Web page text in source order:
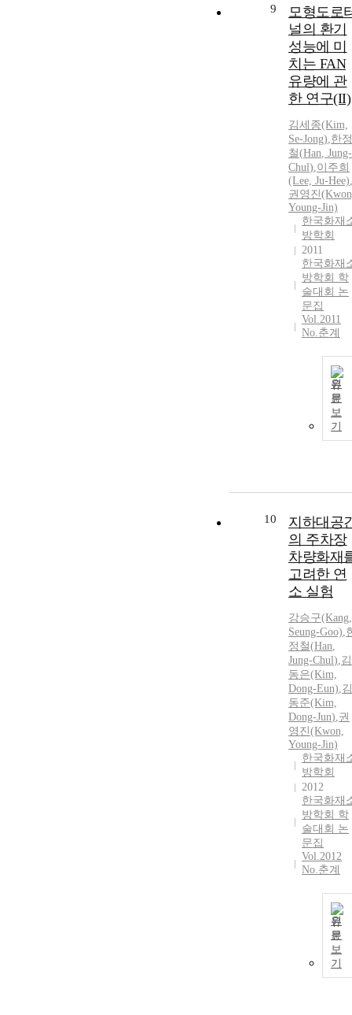
9
모형도로
널의 환기
성능에 미
치는 FAN
유량에 관
한 연구(II)
김세종(Kim,
Se-Jong),한정
철(Han, Jung-
Chul),이주희
(Lee, Ju-Hee),
권영진
Young-Jin)
한국화재
방학회
2011
한국화재
방학회 학
술대회 논
문집
Vol.2011
No.춘계
원
문
보
기
10
지하대공
의 주차장
차량화재
고려한 연
소 실험
강승구(Kang,
Seung-Goo),
정철(Han,
Jung-Chul),김
동은(Kim,
Dong-Eun),김
동준(Kim,
Dong-Jun),권
영진(Kwon,
Young-Jin)
한국화재
방학회
2012
한국화재
방학회 학
술대회 논
문집
Vol.2012
No.춘계
원
문
보
기